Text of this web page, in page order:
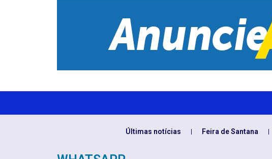
Últimas notícias Feira de Santana